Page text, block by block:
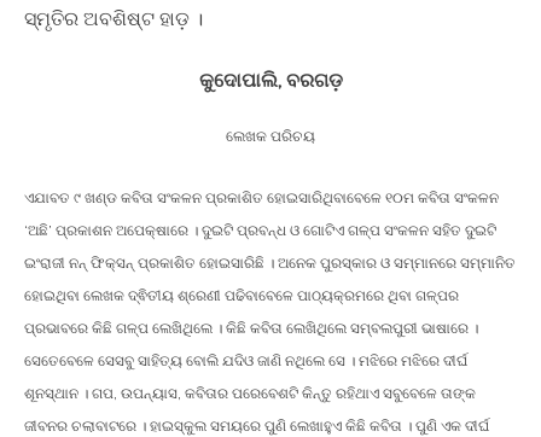
ସ୍ମୃତିର ଅବଶିଷ୍ଟ ହାଡ଼ ।
କୁଦୋପାଲି, ବରଗଡ଼
ଲେଖକ ପରିଚୟ
ଏଯାବତ ୯ ଖଣ୍ଡ କବିତା ସଂକଳନ ପ୍ରକାଶିତ ହୋଇସାରିଥିବାବେଳେ ୧୦ମ କବିତା ସଂକଳନ
‘ଅଛି’ ପ୍ରକାଶନ ଅପେକ୍ଷାରେ । ଦୁଇଟି ପ୍ରବନ୍ଧ ଓ ଗୋଟିଏ ଗଳ୍ପ ସଂକଳନ ସହିତ ଦୁଇଟି
ଇଂରାଜୀ ନନ୍ ଫିକ୍ସନ୍ ପ୍ରକାଶିତ ହୋଇସାରିଛି । ଅନେକ ପୁରସ୍କାର ଓ ସମ୍ମାନରେ ସମ୍ମାନିତ
ହୋଇଥିବା ଲେଖକ ଦ୍ଵିତୀୟ ଶ୍ରେଣୀ ପଢିବାବେଳେ ପାଠ୍ୟକ୍ରମରେ ଥିବା ଗଳ୍ପର
ପ୍ରଭାବରେ କିଛି ଗଳ୍ପ ଲେଖିଥିଲେ । କିଛି କବିତା ଲେଖିଥିଲେ ସମ୍ବଲପୁରୀ ଭାଷାରେ ।
ସେତେବେଳେ ସେସବୁ ସାହିତ୍ୟ ବୋଲି ଯଦିଓ ଜାଣି ନଥିଲେ ସେ । ମଝିରେ ମଝିରେ ଦୀର୍ଘ
ଶୂନସ୍ଥାନ । ଗପ, ଉପନ୍ୟାସ, କବିତାର ପରେବେଶଟି କିନ୍ତୁ ରହିଥାଏ ସବୁବେଳେ ତାଙ୍କ
ଜୀବନର ଚଲାବାଟରେ । ହାଇସ୍କୁଲ ସମୟରେ ପୁଣି ଲେଖାହୁଏ କିଛି କବିତା । ପୁଣି ଏକ ଦୀର୍ଘ